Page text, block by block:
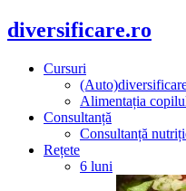
diversificare.ro
Cursuri
Alimentația
Consultanță
Consultanță
Rețete
6 luni